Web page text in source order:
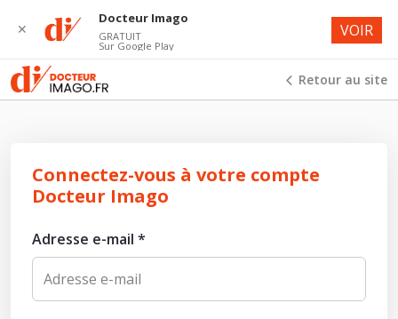
Retour au site
Connectez-vous à votre compte
Docteur Imago
Adresse e-mail *
✕
Docteur Imago
GRATUIT
Sur Google Play
VOIR